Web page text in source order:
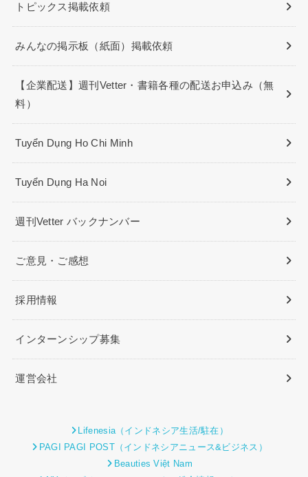
トピックス掲載依頼
みんなの掲示板（紙面）掲載依頼
【企業配送】週刊Vetter・書籍各種の配送お申込み（無
料）
Tuyển Dụng Ho Chi Minh
Tuyển Dụng Ha Noi
週刊Vetter バックナンバー
ご意見・ご感想
採用情報
インターンシップ募集
運営会社
Lifenesia（インドネシア生活/駐在）
PAGI PAGI POST（インドネシアニュース&ビジネス）
Beauties Việt Nam